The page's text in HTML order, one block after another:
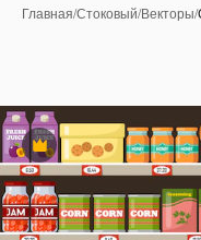
Главная/Стоковый/Векторы/
Премиум